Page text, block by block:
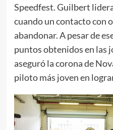
Speedfest. Guilbert
cuando un contacto con
abandonar. A pesar de
puntos obtenidos en las
aseguró la corona de
piloto más joven en